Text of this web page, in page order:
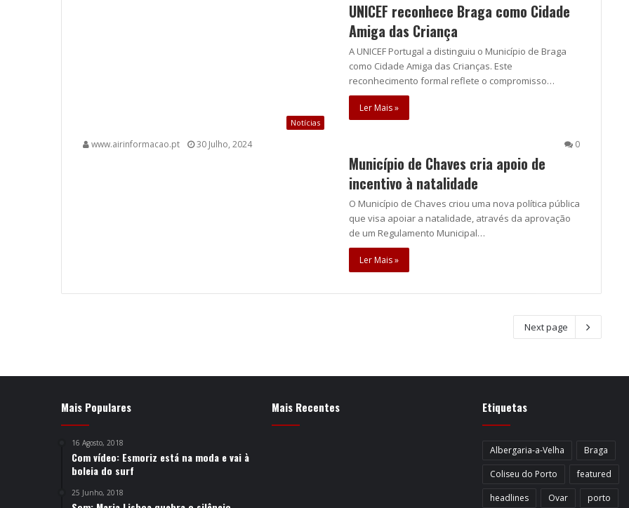
UNICEF reconhece Braga como Cidade
Amiga das Criança
A UNICEF Portugal a distinguiu o Município de Braga
como Cidade Amiga das Crianças. Este
reconhecimento formal reflete o compromisso…
Ler Mais »
Notícias
www.airinformacao.pt 30 Julho, 2024 0
Município de Chaves cria apoio de
incentivo à natalidade
O Município de Chaves criou uma nova política pública
que visa apoiar a natalidade, através da aprovação
de um Regulamento Municipal…
Ler Mais »
Next page
Mais Populares
16 Agosto, 2018
Com vídeo: Esmoriz está na moda e vai à
boleia do surf
25 Junho, 2018
Mais Recentes Etiquetas
Albergaria-a-Velha
Braga
Coliseu do Porto
featured
headlines
Ovar porto